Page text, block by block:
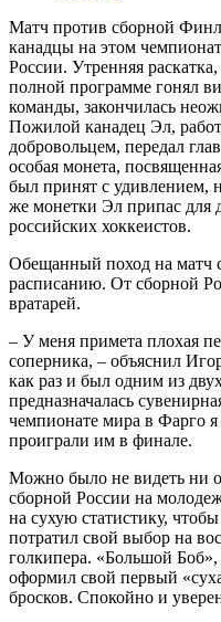
Матч против сборной
канадцы на этом
России. Утренняя
полной программе гонял
команды, закончилась
Пожилой канадец Эл,
добровольцем, передал
особая монета,
был принят с удивлением,
же монетки Эл припас для
российских хоккеистов.
Обещанный поход на матч
расписанию. От сборной
вратарей.
– У меня примета плохая
соперника, – объяснил
как раз и был одним из
предназначалась
чемпионате мира в Фарго
проиграли им в финале.
Можно было не видеть ни
сборной России на
на сухую статистику,
потратил свой выбор на
голкипера. «Большой
оформил свой первый
бросков. Спокойно и